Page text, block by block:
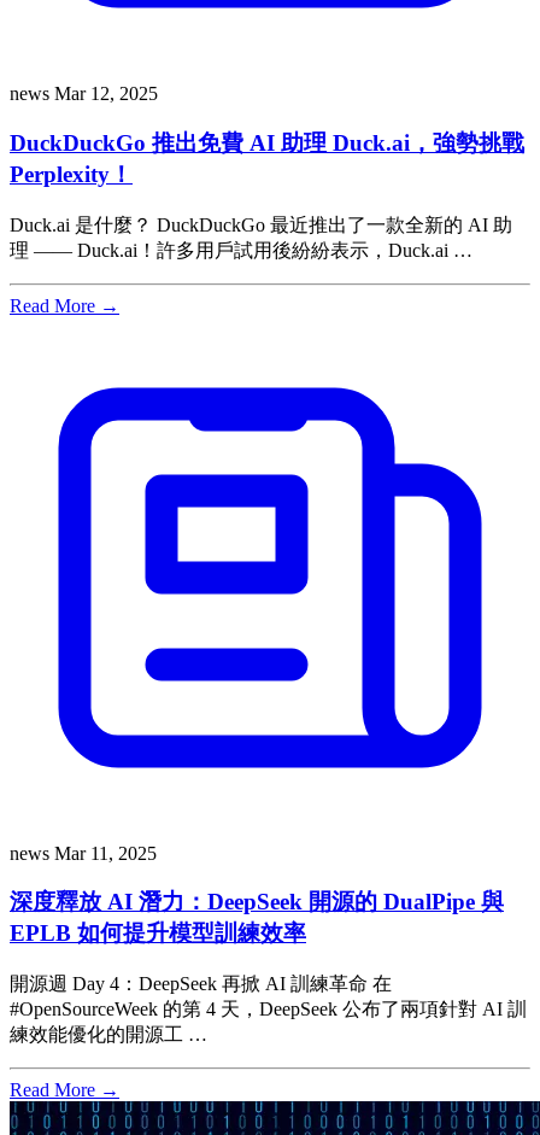
news Mar 12, 2025
DuckDuckGo 推出免費 AI 助理 Duck.ai，強勢挑戰
Perplexity！
Duck.ai 是什麼？ DuckDuckGo 最近推出了一款全新的 AI 助
理 —— Duck.ai！許多用戶試用後紛紛表示，Duck.ai …
Read More →
news Mar 11, 2025
深度釋放 AI 潛力：DeepSeek 開源的 DualPipe 與
EPLB 如何提升模型訓練效率
開源週 Day 4：DeepSeek 再掀 AI 訓練革命 在
#OpenSourceWeek 的第 4 天，DeepSeek 公布了兩項針對 AI 訓
練效能優化的開源工 …
Read More →